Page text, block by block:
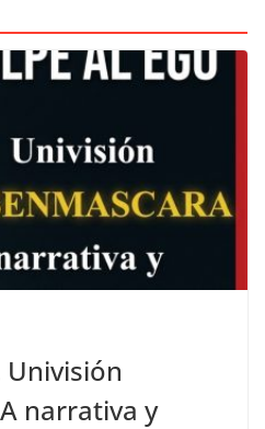
Univisión
narrativa y